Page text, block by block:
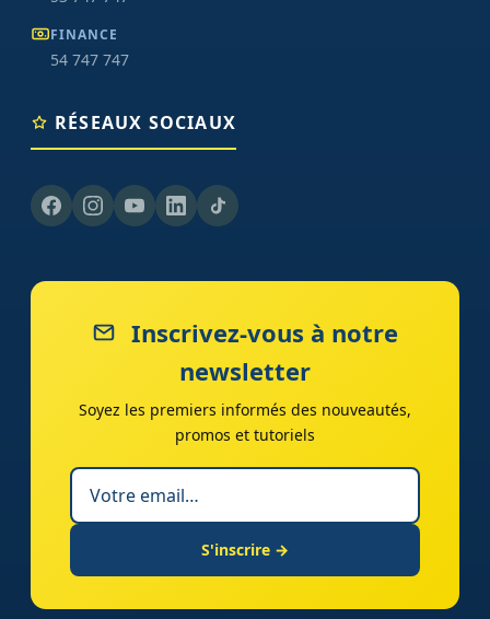
FINANCE
54 747 747
RÉSEAUX SOCIAUX
Inscrivez-vous à notre
newsletter
Soyez les premiers informés des nouveautés,
promos et tutoriels
S'inscrire →